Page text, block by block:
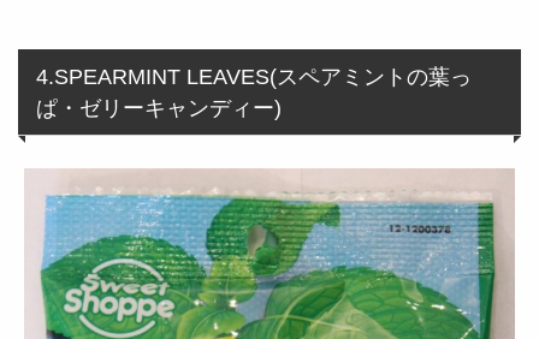
4.SPEARMINT LEAVES(スペアミントの葉っ
ぱ・ゼリーキャンディー)